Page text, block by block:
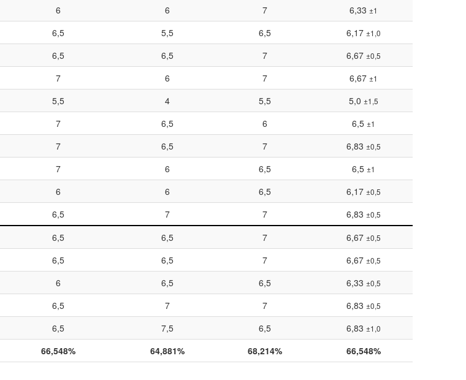
6 6 7 6,33 ±1
6,5 5,5 6,5 6,17 ±1,0
6,5 6,5 7 6,67 ±0,5
7 6 7 6,67 ±1
5,5 4 5,5 5,0 ±1,5
7 6,5 6 6,5 ±1
7 6,5 7 6,83 ±0,5
7 6 6,5 6,5 ±1
6 6 6,5 6,17 ±0,5
6,5 7 7 6,83 ±0,5
6,5 6,5 7 6,67 ±0,5
6,5 6,5 7 6,67 ±0,5
6 6,5 6,5 6,33 ±0,5
6,5 7 7 6,83 ±0,5
6,5 7,5 6,5 6,83 ±1,0
66,548% 64,881% 68,214% 66,548%